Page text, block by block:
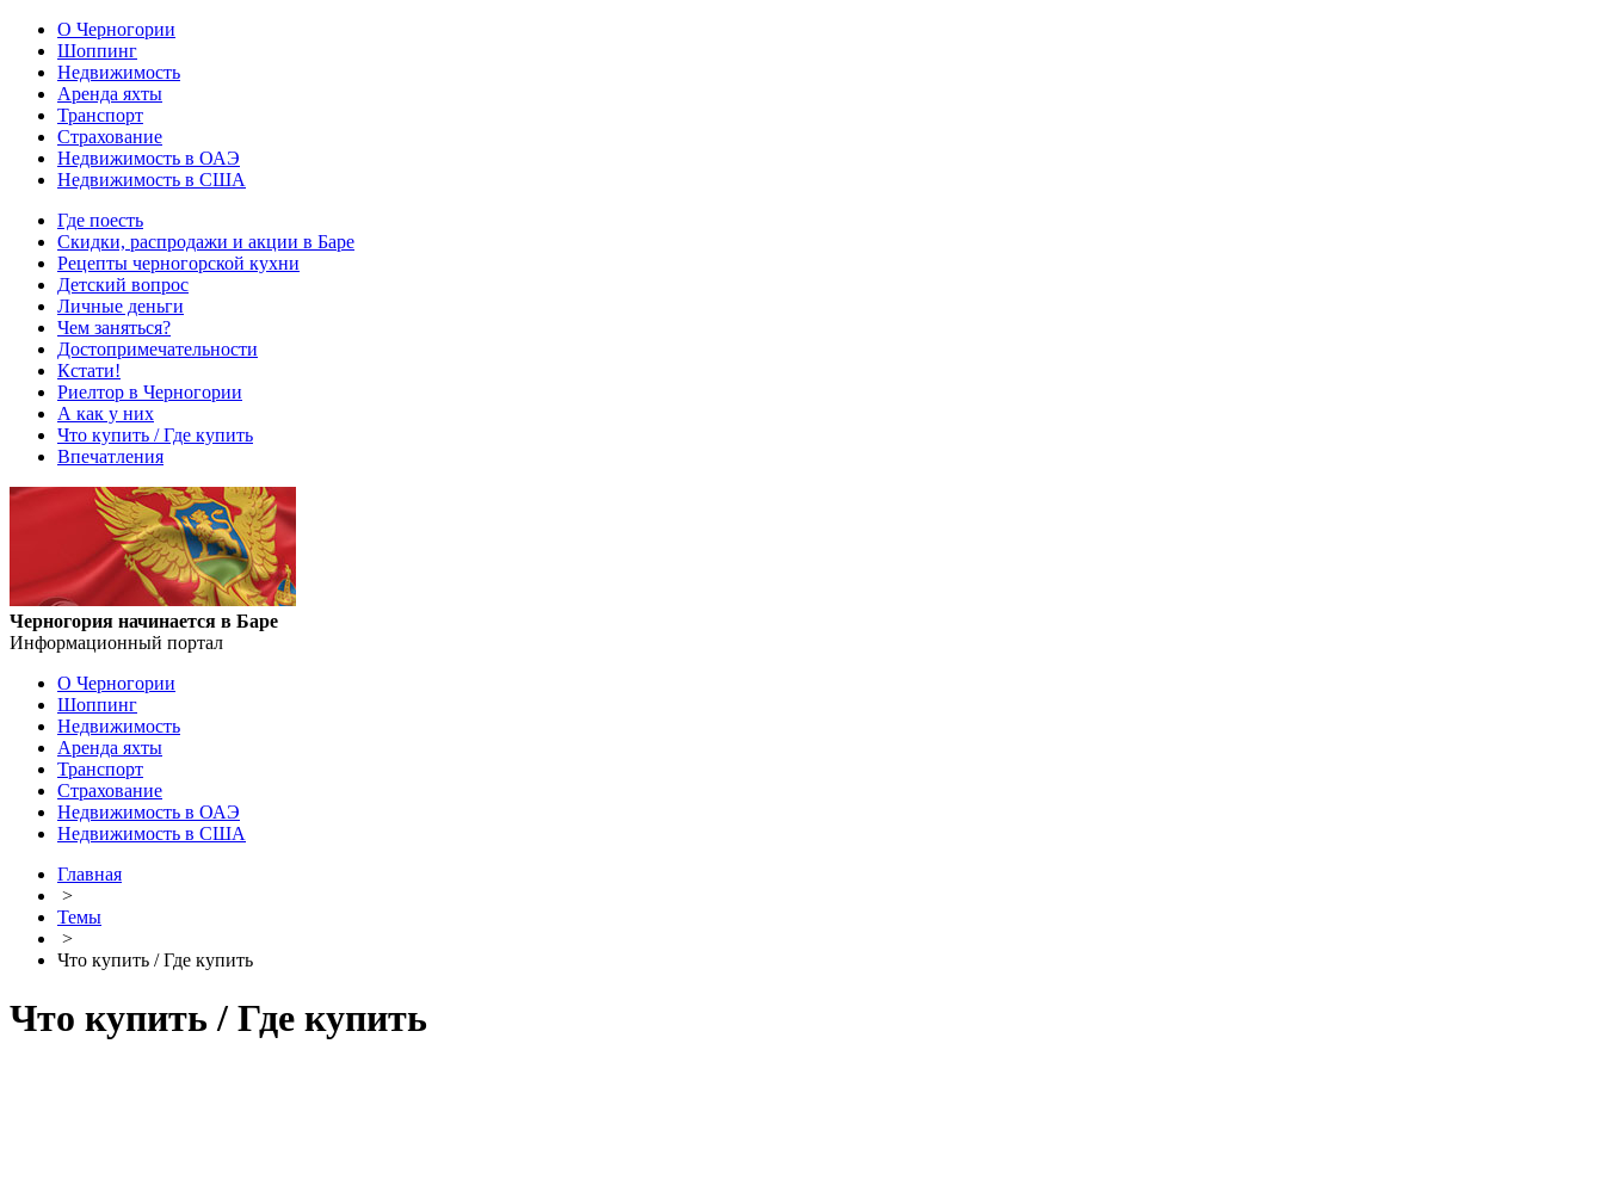
О Черногории
Шоппинг
Недвижимость
Аренда яхты
Транспорт
Страхование
Недвижимость в ОАЭ
Недвижимость в США
Где поесть
Скидки, распродажи и акции в Баре
Рецепты черногорской кухни
Детский вопрос
Личные деньги
Чем заняться?
Достопримечательности
Кстати!
Риелтор в Черногории
А как у них
Что купить / Где купить
Впечатления
Черногория начинается в Баре
Информационный портал
О Черногории
Шоппинг
Недвижимость
Аренда яхты
Транспорт
Страхование
Недвижимость в ОАЭ
Недвижимость в США
Главная
>
Темы
>
Что купить / Где купить
Что купить / Где купить